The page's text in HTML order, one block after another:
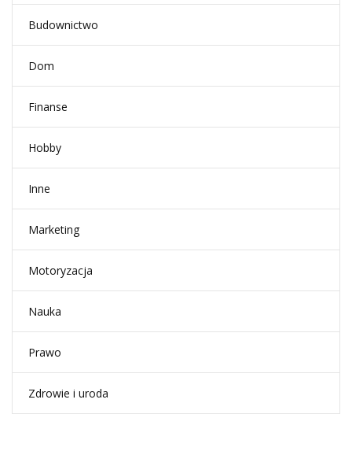
Budownictwo
Dom
Finanse
Hobby
Inne
Marketing
Motoryzacja
Nauka
Prawo
Zdrowie i uroda